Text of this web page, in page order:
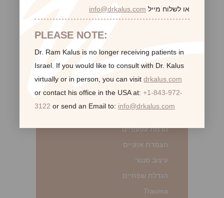
Face
מתיחת פנים
שאיבת שומן
מתיחת צוואר
ניתוח אף
הרמת עפעפיים
הצמדת אוזניים
עיצוב סנטר
הגדלת שפתיים
Trauma
או לשלוח מייל info@drkalus.com
PLEASE NOTE:
Dr. Ram Kalus is no longer receiving patients in
Israel. If you would like to consult with Dr. Kalus
virtually or in person, you can visit drkalus.com
or contact his office in the USA at: +1-843-972-
3122 or send an Email to: info@drkalus.com